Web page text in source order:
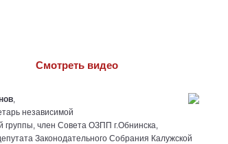
Cмотреть видео
,
независимой
группы, член Совета ОЗПП г.Обнинска,
Законодательного Собрания Калужской